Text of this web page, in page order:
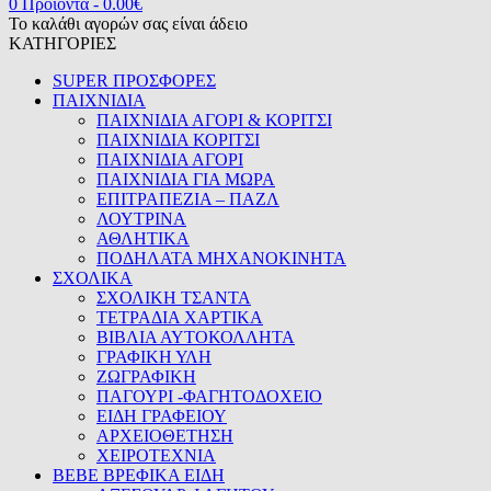
Το καλάθι αγορών σας είναι άδειο
ΚΑΤΗΓΟΡΙΕΣ
SUPER ΠΡΟΣΦΟΡΕΣ
ΠΑΙΧΝΙΔΙΑ
ΠΑΙΧΝΙΔΙΑ ΑΓΟΡΙ & ΚΟΡΙΤΣΙ
ΠΑΙΧΝΙΔΙΑ ΚΟΡΙΤΣΙ
ΠΑΙΧΝΙΔΙΑ ΑΓΟΡΙ
ΠΑΙΧΝΙΔΙΑ ΓΙΑ ΜΩΡΑ
ΕΠΙΤΡΑΠΕΖΙΑ – ΠΑΖΛ
ΛΟΥΤΡΙΝΑ
ΑΘΛΗΤΙΚΑ
ΠΟΔΗΛΑΤΑ ΜΗΧΑΝΟΚΙΝΗΤΑ
ΣΧΟΛΙΚΑ
ΣΧΟΛΙΚΗ ΤΣΑΝΤΑ
ΤΕΤΡΑΔΙΑ ΧΑΡΤΙΚΑ
ΒΙΒΛΙΑ ΑΥΤΟΚΟΛΛΗΤΑ
ΓΡΑΦΙΚΗ ΥΛΗ
ΖΩΓΡΑΦΙΚΗ
ΠΑΓΟΥΡΙ -ΦΑΓΗΤΟΔΟΧΕΙΟ
ΕΙΔΗ ΓΡΑΦΕΙΟΥ
ΑΡΧΕΙΟΘΕΤΗΣΗ
ΧΕΙΡΟΤΕΧΝΙΑ
BEBE ΒΡΕΦΙΚΑ ΕΙΔΗ